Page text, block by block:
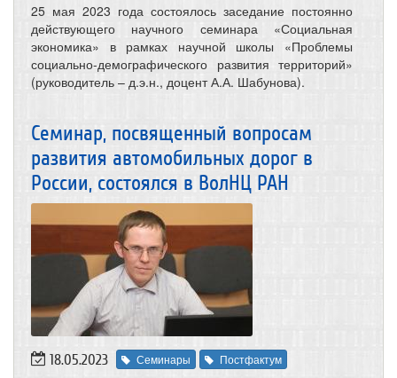
25 мая 2023 года состоялось заседание постоянно
действующего научного семинара «Социальная
экономика» в рамках научной школы «Проблемы
социально-демографического развития территорий»
(руководитель – д.э.н., доцент А.А. Шабунова).
Семинар, посвященный вопросам
развития автомобильных дорог в
России, состоялся в ВолНЦ РАН
18.05.2023 Семинары Постфактум